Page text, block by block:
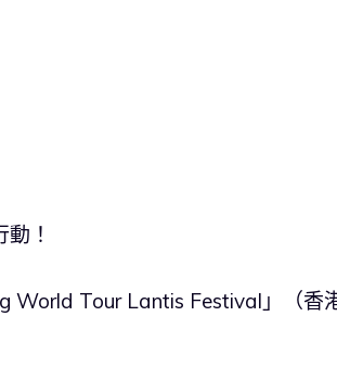
！
World Tour Lantis Festival」（香